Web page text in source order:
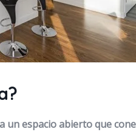
un espacio abierto que